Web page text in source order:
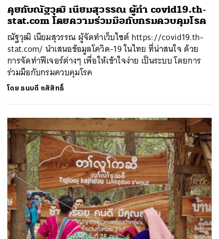
คุยกับณัฐวุฒิ เนียมสุวรรณ ผู้ทำ covid19.th-
stat.com โดยความร่วมมือกับกรมควบคุมโรค
ณัฐวุฒิ เนียมสุวรรณ ผู้จัดทำเว็บไซต์ https://covid19.th-
stat.com/ นำเสนอข้อมูลโควิด-19 ในไทย ที่น่าสนใจ ด้วย
การจัดทำฟีเจอร์ต่างๆ เพื่อให้เข้าใจง่าย เป็นระบบ โดยการ
ร่วมมือกับกรมควบคุมโรค
โดย ธนบดี กสิสิทธิ์